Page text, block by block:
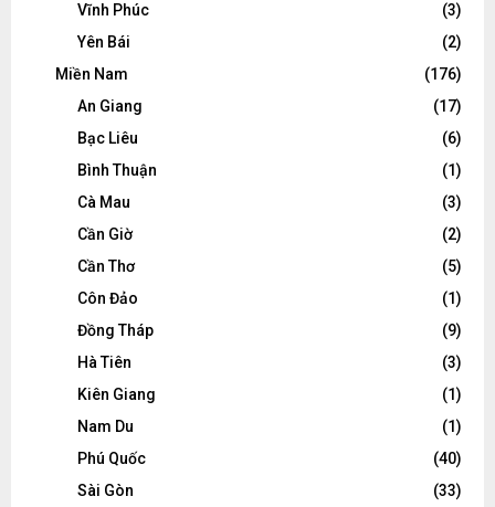
Vĩnh Phúc
(3)
Yên Bái
(2)
Miền Nam
(176)
An Giang
(17)
Bạc Liêu
(6)
Bình Thuận
(1)
Cà Mau
(3)
Cần Giờ
(2)
Cần Thơ
(5)
Côn Đảo
(1)
Đồng Tháp
(9)
Hà Tiên
(3)
Kiên Giang
(1)
Nam Du
(1)
Phú Quốc
(40)
Sài Gòn
(33)